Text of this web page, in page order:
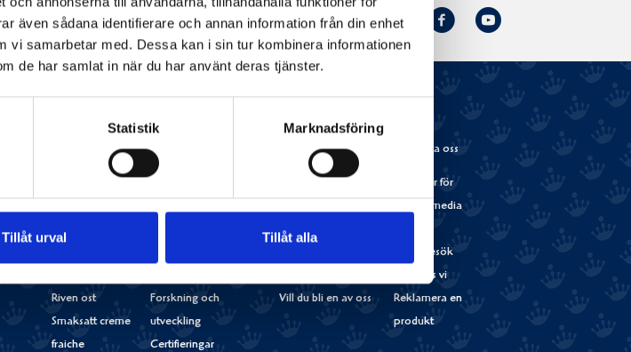
även sådana identifierare och annan information från din enhet
vi samarbetar med. Dessa kan i sin tur kombinera informationen
de har samlat in när du har använt deras tjänster.
Statistik Marknadsföring
Tillåt urval Tillåt alla
Följ oss:
Norrmejerier
på
Instagram
Facebook
Youtube
Goda recept
Kyckling
Riven ost
Smaksatt creme
fraiche
Om Norrmejerier
Forskning och
utveckling
Certifieringar
Jobba med oss
Hur är det att
Vill du bli en av oss
Kontakta oss
Riktlinjer för
sociala media
studiebesök
Här finns vi
Reklamera en
produkt